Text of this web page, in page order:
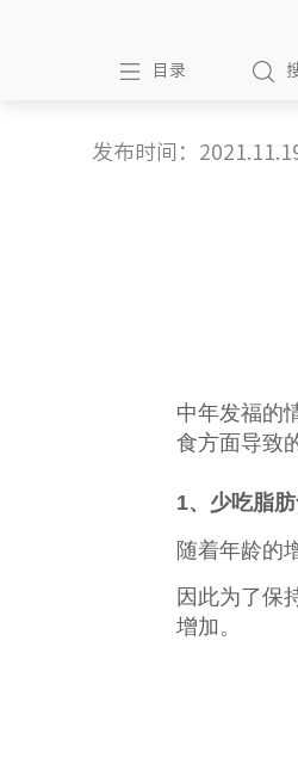
目录
发布时间：
中年发福的
食方面导致
1、少吃脂
随着年龄的
因此为了保
增加。